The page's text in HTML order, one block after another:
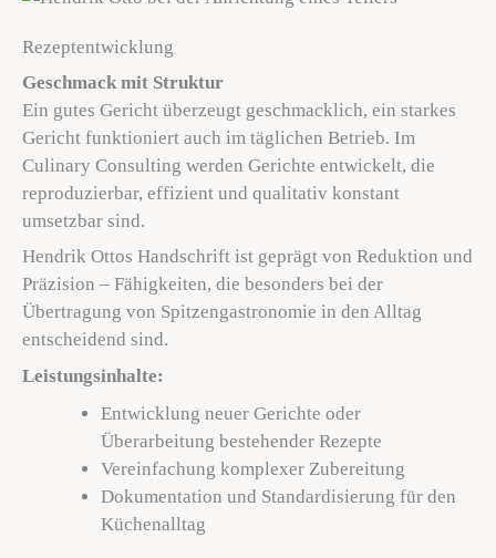
Rezeptentwicklung
Geschmack mit Struktur
Ein gutes Gericht überzeugt geschmacklich, ein starkes
Gericht funktioniert auch im täglichen Betrieb. Im
Culinary Consulting werden Gerichte entwickelt, die
reproduzierbar, effizient und qualitativ konstant
umsetzbar sind.
Hendrik Ottos Handschrift ist geprägt von Reduktion und
Präzision – Fähigkeiten, die besonders bei der
Übertragung von Spitzengastronomie in den Alltag
entscheidend sind.
Leistungsinhalte:
Entwicklung neuer Gerichte oder
Überarbeitung bestehender Rezepte
Vereinfachung komplexer Zubereitung
Dokumentation und Standardisierung für den
Küchenalltag